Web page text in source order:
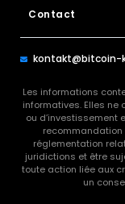
Contact
kontakt@bitcoin-
Les informations
informatives. Elles
ou d’investissement
recommandation
réglementation
juridictions et être
toute action liée aux
un